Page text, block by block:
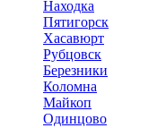
Находка
Пятигорск
Хасавюрт
Рубцовск
Березники
Коломна
Майкоп
Одинцово